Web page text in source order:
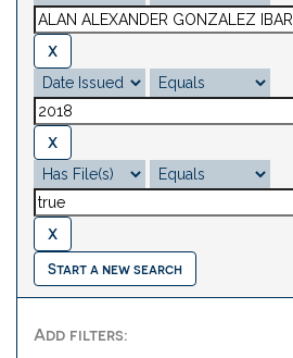
Start a new search
Add filters: